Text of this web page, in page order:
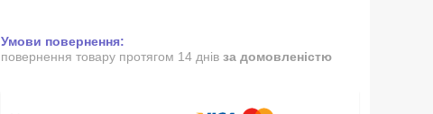
повернення товару протягом 14 днів за домовленістю